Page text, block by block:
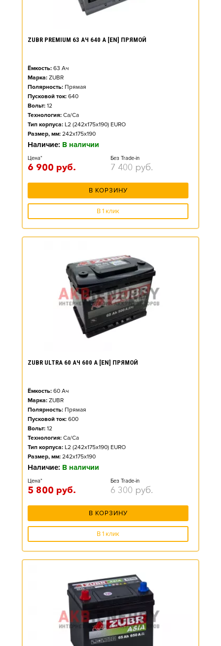
ZUBR PREMIUM 63 АЧ 640 А [EN] ПРЯМОЙ
Ёмкость: 63 Ач
Марка: ZUBR
Полярность: Прямая
Пусковой ток: 640
Вольт: 12
Технология: Ca/Ca
Тип корпуса: L2 (242x175x190) EURO
Размер, мм: 242x175x190
Наличие: В наличии
Цена*
6 900 руб.
Без Trade-in
7 400 руб.
В КОРЗИНУ
В 1 клик
ZUBR ULTRA 60 АЧ 600 А [EN] ПРЯМОЙ
Ёмкость: 60 Ач
Марка: ZUBR
Полярность: Прямая
Пусковой ток: 600
Вольт: 12
Технология: Ca/Ca
Тип корпуса: L2 (242x175x190) EURO
Размер, мм: 242x175x190
Наличие: В наличии
Цена*
5 800 руб.
Без Trade-in
6 300 руб.
В КОРЗИНУ
В 1 клик